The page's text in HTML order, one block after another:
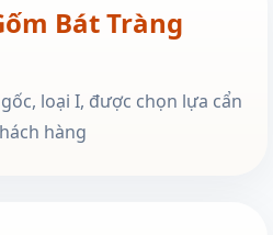
Bát Tràng
loại I, được chọn lựa cẩn
hàng